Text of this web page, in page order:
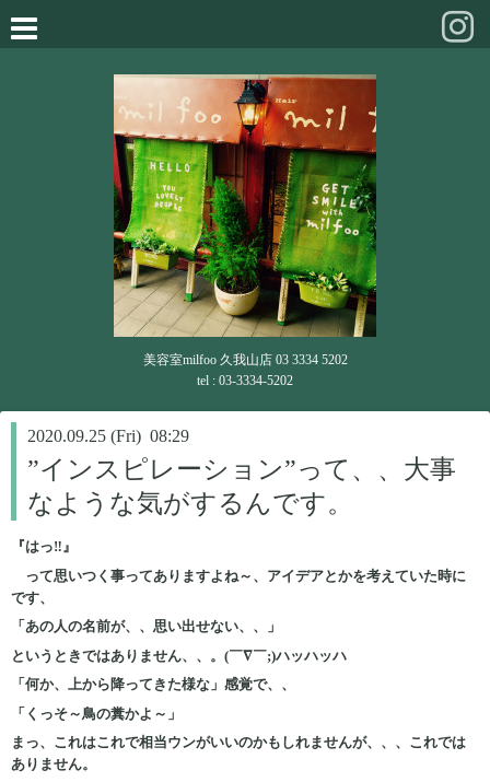
美容室milfoo 久我山店 03 3334 5202
tel : 03-3334-5202
2020.09.25 (Fri) 08:29
”インスピレーション”って、、大事
なような気がするんです。
『はっ‼』
って思いつく事ってありますよね～、アイデアとかを考えていた時に
です、
「あの人の名前が、、思い出せない、、」
というときではありません、、。(￣∇￣;)ハッハッハ
「何か、上から降ってきた様な」感覚で、、
「くっそ～鳥の糞かよ～」
まっ、これはこれで相当ウンがいいのかもしれませんが、、、これでは
ありません。